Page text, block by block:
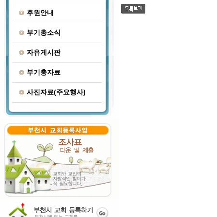
후원안내
부기총소식
자유게시판
부기총자료
사진자료(주요행사)